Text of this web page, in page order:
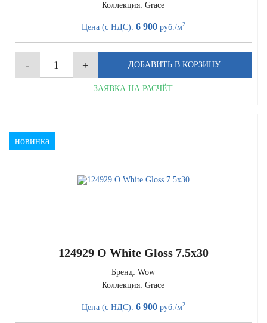
Коллекция: Grace
Цена (с НДС): 6 900руб./м2
ЗАЯВКА НА РАСЧЁТ
новинка
124929 O White Gloss 7.5x30
Бренд: Wow
Коллекция: Grace
Цена (с НДС): 6 900руб./м2